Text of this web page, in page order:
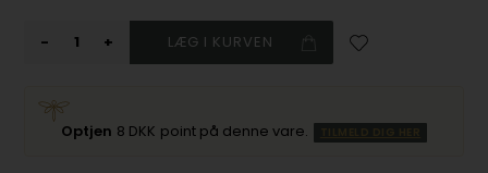
- +
Optjen 8 DKK point på denne vare.